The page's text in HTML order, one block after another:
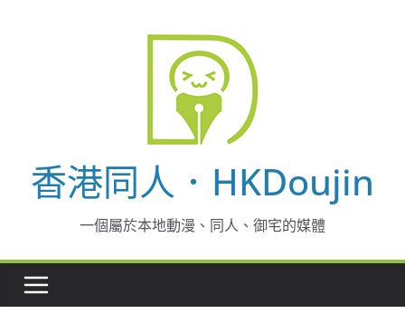
香港同人．HKDoujin
一個屬於本地動漫、同人、御宅的媒體